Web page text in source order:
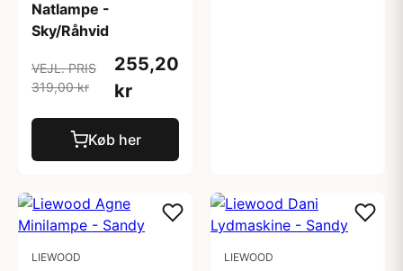
Natlampe -
Sky/Råhvid
VEJL. PRIS
319,00 kr
255,20
kr
Køb her
LIEWOOD LIEWOOD